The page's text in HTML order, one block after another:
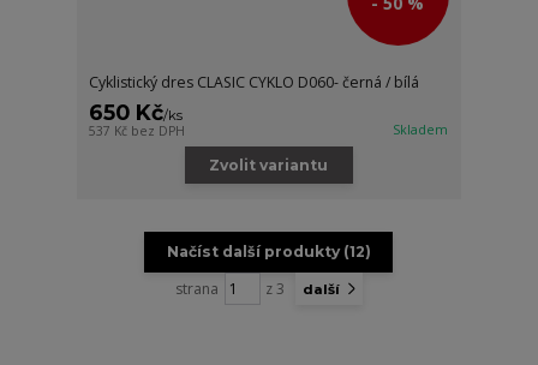
Cyklistický dres CLASIC CYKLO D060- černá / bílá
650 Kč/ks
537 Kč bez DPH Skladem
Zvolit variantu
Načíst další produkty (12)
strana z 3 další